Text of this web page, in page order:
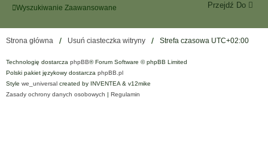
Wyszukiwanie Zaawansowane Przejdź Do
Strona główna Usuń ciasteczka witryny Strefa czasowa UTC+02:00
Technologię dostarcza phpBB® Forum Software © phpBB Limited
Polski pakiet językowy dostarcza phpBB.pl
Style we_universal created by INVENTEA & v12mike
Zasady ochrony danych osobowych | Regulamin